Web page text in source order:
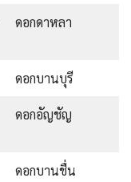
ดอกดาหลา
ดอกบานบุรี
ดอกอัญชัญ
ดอกบานชื่น